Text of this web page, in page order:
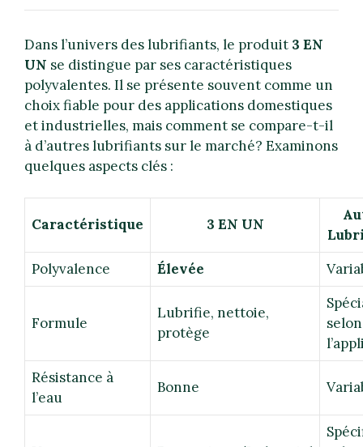
Dans l’univers des lubrifiants, le produit 3 EN
UN se distingue par ses caractéristiques
polyvalentes. Il se présente souvent comme un
choix fiable pour des applications domestiques
et industrielles, mais comment se compare-t-il
à d’autres lubrifiants sur le marché? Examinons
quelques aspects clés :
Caractéristique 3 EN UN
Polyvalence
Élevée
Formule
Lubrifie, nettoie,
protège
selon
Résistance à
l’eau
Bonne